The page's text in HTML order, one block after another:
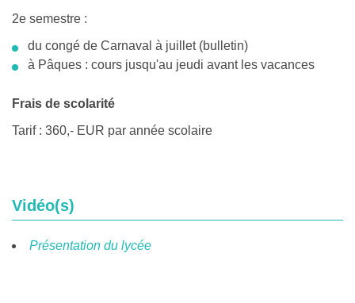
2e semestre :
du congé de Carnaval à juillet (bulletin)
à Pâques : cours jusqu'au jeudi avant les vacances
Frais de scolarité
Tarif : 360,- EUR par année scolaire
Vidéo(s)
Présentation du lycée